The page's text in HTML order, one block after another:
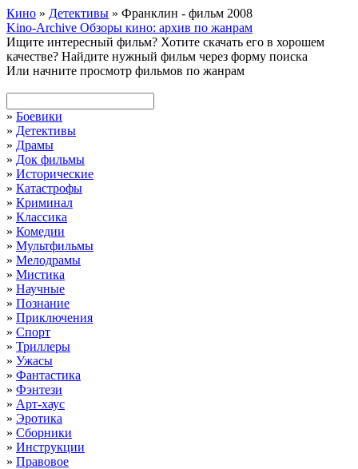
Кино » Детективы » Франклин - фильм 2008
Kino-Archive Обзоры кино: архив по жанрам
Ищите интересный фильм? Хотите скачать его в хорошем
качестве? Найдите нужный фильм через форму поиска
Или начните просмотр фильмов по жанрам
» Боевики
» Детективы
» Драмы
» Док фильмы
» Исторические
» Катастрофы
» Криминал
» Классика
» Комедии
» Мультфильмы
» Мелодрамы
» Мистика
» Научные
» Познание
» Приключения
» Спорт
» Триллеры
» Ужасы
» Фантастика
» Фэнтези
» Арт-хаус
» Эротика
» Сборники
» Инструкции
» Правовое